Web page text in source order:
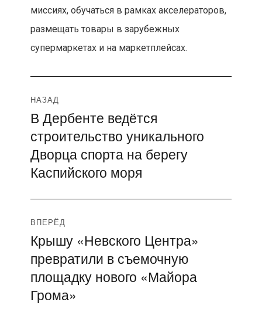
миссиях, обучаться в рамках акселераторов,
размещать товары в зарубежных
супермаркетах и на маркетплейсах.
Навигация
по
записям
НАЗАД
Предыдущая
запись:
В Дербенте ведётся
строительство уникального
Дворца спорта на берегу
Каспийского моря
ВПЕРЁД
Следующая
запись:
Крышу «Невского Центра»
превратили в съемочную
площадку нового «Майора
Грома»